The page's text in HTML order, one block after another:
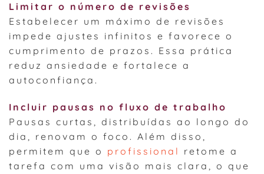
Limitar o número de revisões
Estabelecer um máximo de revisões
impede ajustes infinitos e favorece o
cumprimento de prazos. Essa prática
reduz ansiedade e fortalece a
autoconfiança.
Incluir pausas no fluxo de trabalho
Pausas curtas, distribuídas ao longo do
dia, renovam o foco. Além disso,
permitem que o profissional retome a
tarefa com uma visão mais clara, o que